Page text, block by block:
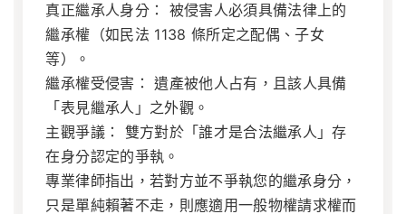
真正繼承人身分：
被侵害人必須具備法律上的
繼承權（如民法 1138 條所定之配偶、子女
等）。
繼承權受侵害： 遺產被他人占有，且該人具備
「表見繼承人」之外觀。
主觀爭議：
雙方對於「誰才是合法繼承人」存
在身分認定的爭執。
專業律師指出，若對方並不爭執您的繼承身分，
只是單純賴著不走，則應適用一般物權請求權而